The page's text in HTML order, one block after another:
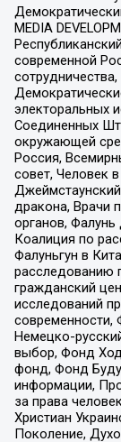
MEDIA
современной
электоральных
Соединенных
окружающей
Россия,
совет, Человек
дракона, Врачи
органов, Фалунь
Коалиция по
Фалуньгун в
расследованию
гражданский
исследований
современности,
Немецко-
выбор, Фонд
фонд, Фонд
информации,
за права
Христиан
Поколение,